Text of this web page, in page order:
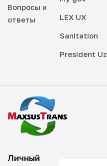
Вопросы и
ответы
LEX UX
Sanitation
President Uz
Личный